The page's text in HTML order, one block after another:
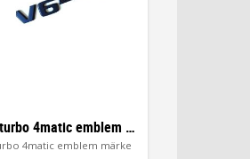
Mercedes V6 Biturbo 4matic emblem märke
4matic emblem märke